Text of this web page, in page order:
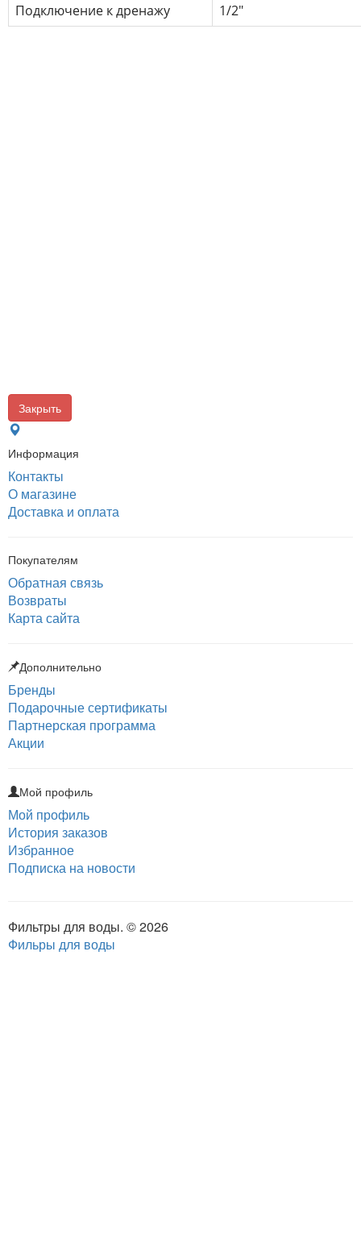
Подключение к дренажу 1/2"
Закрыть
Информация
Контакты
О магазине
Доставка и оплата
Покупателям
Обратная связь
Возвраты
Карта сайта
Дополнительно
Бренды
Подарочные сертификаты
Партнерская программа
Акции
Мой профиль
Мой профиль
История заказов
Избранное
Подписка на новости
Фильтры для воды. © 2026
Фильры для воды